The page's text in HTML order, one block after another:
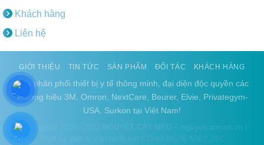
Khách hàng
Liên hệ
GIỚI THIỆU TIN TỨC SẢN PHẨM ĐỐI TÁC KHÁCH HÀNG
Nhà phân phối thiết bị y tế thông minh, đại diện độc quyền các
thương hiệu 3M, Omron, NextCare, Beurer, Elvie, Privategym-
USA. Surkon tại Việt Nam!
Copyright © 2010 - 2023 NGUYỆT CÁT MED – nguyetcatmed.vn